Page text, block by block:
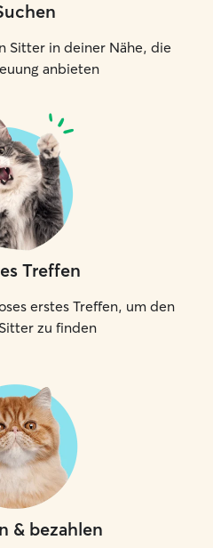
Sitter in deiner Nähe, die
anbieten
Treffen
erstes Treffen, um den
zu finden
& bezahlen